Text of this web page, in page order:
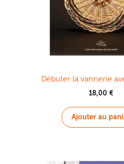
Débuter la vannerie
18,00 €
Ajouter au